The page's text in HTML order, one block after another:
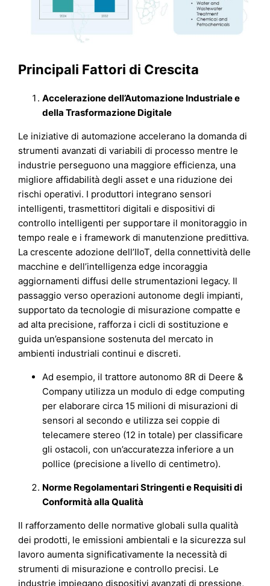
Principali Fattori di Crescita
Accelerazione dell’Automazione Industriale e
della Trasformazione Digitale
Le iniziative di automazione accelerano la domanda di
strumenti avanzati di variabili di processo mentre le
industrie perseguono una maggiore efficienza, una
migliore affidabilità degli asset e una riduzione dei
rischi operativi. I produttori integrano sensori
intelligenti, trasmettitori digitali e dispositivi di
controllo intelligenti per supportare il monitoraggio in
tempo reale e i framework di manutenzione predittiva.
La crescente adozione dell’IIoT, della connettività delle
macchine e dell’intelligenza edge incoraggia
aggiornamenti diffusi delle strumentazioni legacy. Il
passaggio verso operazioni autonome degli impianti,
supportato da tecnologie di misurazione compatte e
ad alta precisione, rafforza i cicli di sostituzione e
guida un’espansione sostenuta del mercato in
ambienti industriali continui e discreti.
Ad esempio, il trattore autonomo 8R di Deere &
Company utilizza un modulo di edge computing
per elaborare circa 15 milioni di misurazioni di
sensori al secondo e utilizza sei coppie di
telecamere stereo (12 in totale) per classificare
gli ostacoli, con un’accuratezza inferiore a un
pollice (precisione a livello di centimetro).
Norme Regolamentari Stringenti e Requisiti di
Conformità alla Qualità
Il rafforzamento delle normative globali sulla qualità
dei prodotti, le emissioni ambientali e la sicurezza sul
lavoro aumenta significativamente la necessità di
strumenti di misurazione e controllo precisi. Le
industrie impiegano dispositivi avanzati di pressione,